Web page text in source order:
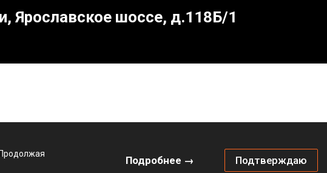
Подробнее → Подтверждаю
Ярославское шоссе, д.118Б/1